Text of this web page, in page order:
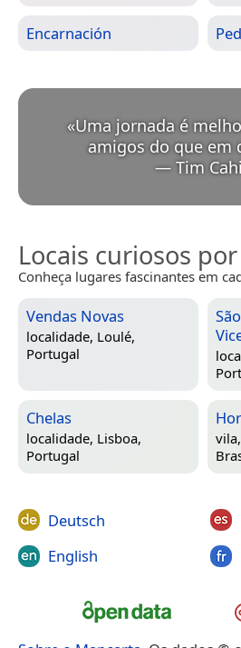
Encarnación
«Uma jornada é
amigos do que em
— Tim
Locais curiosos
Conheça lugares fascinantes em
Vendas Novas
localidade, Loulé,
Portugal
Chelas
localidade, Lisboa,
Portugal
vila,
Deutsch
English